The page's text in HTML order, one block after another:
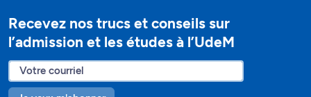
Recevez nos trucs et conseils sur
l’admission et les études à l’UdeM